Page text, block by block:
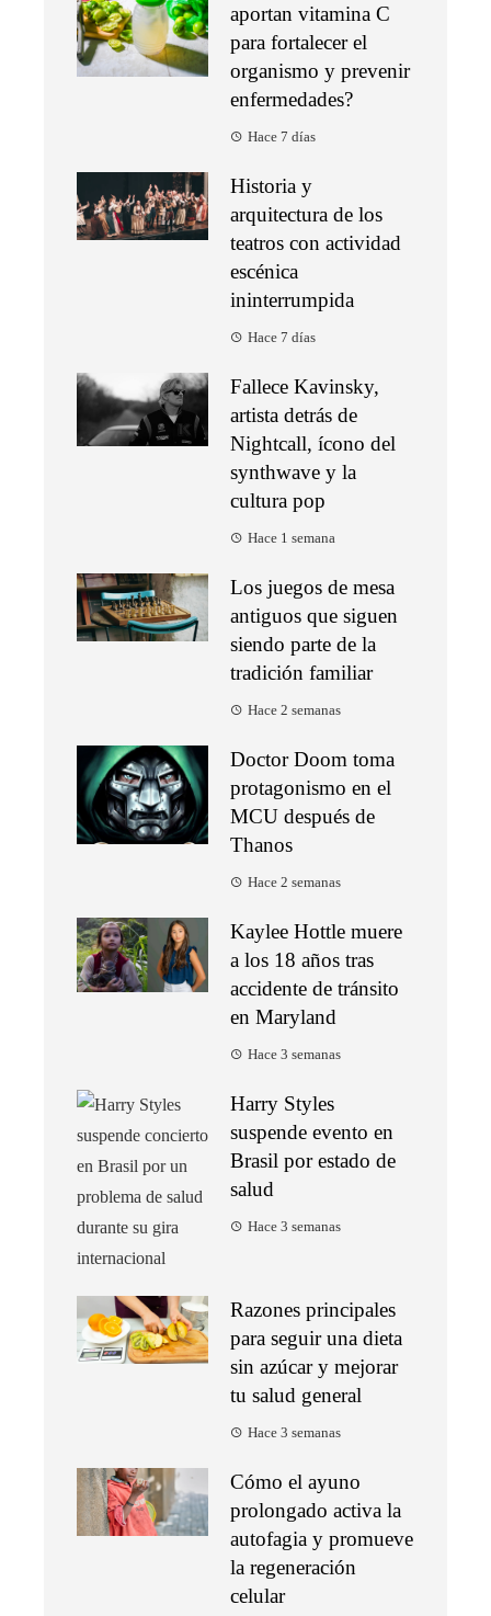
aportan vitamina C
para fortalecer el
organismo y prevenir
enfermedades?
Hace 7 días
Historia y
arquitectura de los
teatros con actividad
escénica
ininterrumpida
Hace 7 días
Fallece Kavinsky,
artista detrás de
Nightcall, ícono del
synthwave y la
cultura pop
Hace 1 semana
Los juegos de mesa
antiguos que siguen
siendo parte de la
tradición familiar
Hace 2 semanas
Doctor Doom toma
protagonismo en el
MCU después de
Thanos
Hace 2 semanas
Kaylee Hottle muere
a los 18 años tras
accidente de tránsito
en Maryland
Hace 3 semanas
Harry Styles
suspende evento en
Brasil por estado de
salud
Hace 3 semanas
Razones principales
para seguir una dieta
sin azúcar y mejorar
tu salud general
Hace 3 semanas
Cómo el ayuno
prolongado activa la
autofagia y promueve
la regeneración
celular